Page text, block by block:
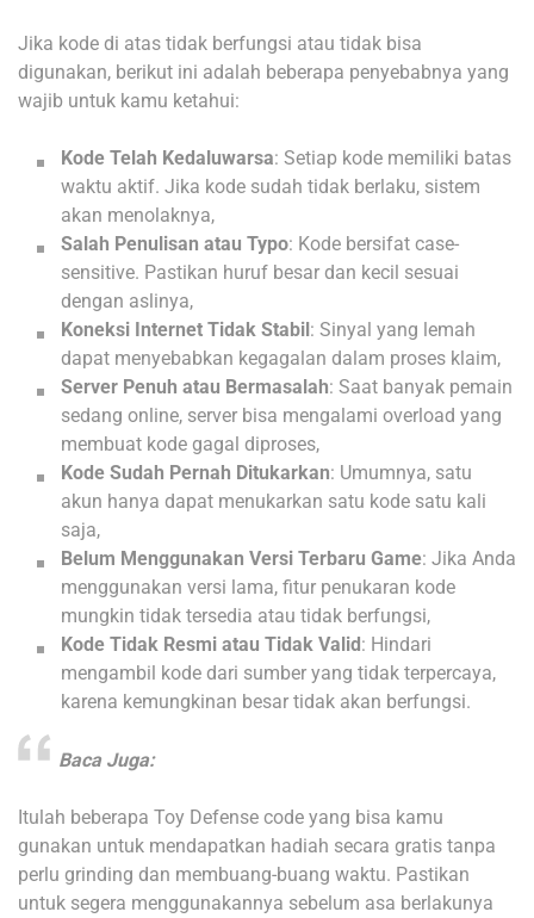
Jika kode di atas tidak berfungsi atau tidak bisa
digunakan, berikut ini adalah beberapa penyebabnya yang
wajib untuk kamu ketahui:
Kode Telah Kedaluwarsa: Setiap kode memiliki batas
waktu aktif. Jika kode sudah tidak berlaku, sistem
akan menolaknya,
Salah Penulisan atau Typo: Kode bersifat case-
sensitive. Pastikan huruf besar dan kecil sesuai
dengan aslinya,
Koneksi Internet Tidak Stabil : Sinyal yang lemah
dapat menyebabkan kegagalan dalam proses klaim,
Server Penuh atau Bermasalah: Saat banyak pemain
sedang online, server bisa mengalami overload yang
membuat kode gagal diproses,
Kode Sudah Pernah Ditukarkan: Umumnya, satu
akun hanya dapat menukarkan satu kode satu kali
saja,
Belum Menggunakan Versi Terbaru Game: Jika Anda
menggunakan versi lama, fitur penukaran kode
mungkin tidak tersedia atau tidak berfungsi,
Kode Tidak Resmi atau Tidak Valid : Hindari
mengambil kode dari sumber yang tidak terpercaya,
karena kemungkinan besar tidak akan berfungsi.
Baca Juga:
Itulah beberapa Toy Defense code yang bisa kamu
gunakan untuk mendapatkan hadiah secara gratis tanpa
perlu grinding dan membuang-buang waktu. Pastikan
untuk segera menggunakannya sebelum asa berlakunya